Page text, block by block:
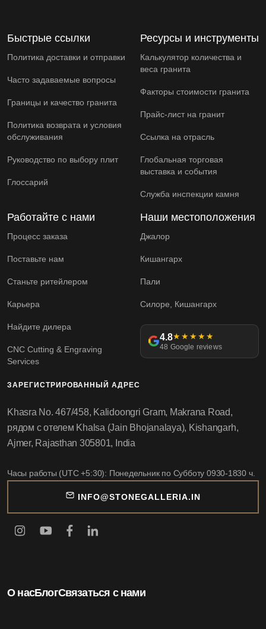
Быстрые ссылки
Политика доставки и отправки
Часто задаваемые вопросы
Границы и качество гранита
Политика возврата и условия
обслуживания
Руководство по выбору плит
Глоссарий
Ресурсы и инструменты
Калькулятор количества и
веса гранита
Факторы стоимости гранита
Прайс-лист на гранит
Ссылка на отрасль
Глобальная торговая
выставка и события
Служба инспекции камня
Работайте с нами
Процесс заказа
Поставьте нам
Станьте ритейлером
Карьера
Найдите дилера
CNC Cutting & Engraving
Services
Наши местоположения
Джалор
Кишангарх
Пали
Силоре, Кишангарх
4.8★★★★★
48 Google reviews
О насБлогСвязаться с нами
ЗАРЕГИСТРИРОВАННЫЙ АДРЕС
Khasra No. 467/458, Kalidoongri Gram, Makrana Road,
рядом с отелем Khalsa (Jain Bhojanalaya), Kishangarh,
Ajmer, Rajasthan 305801, India
Часы работы (UTC +5:30): Понедельник по Субботу 0930-1830 ч.
INFO@STONEGALLERIA.IN